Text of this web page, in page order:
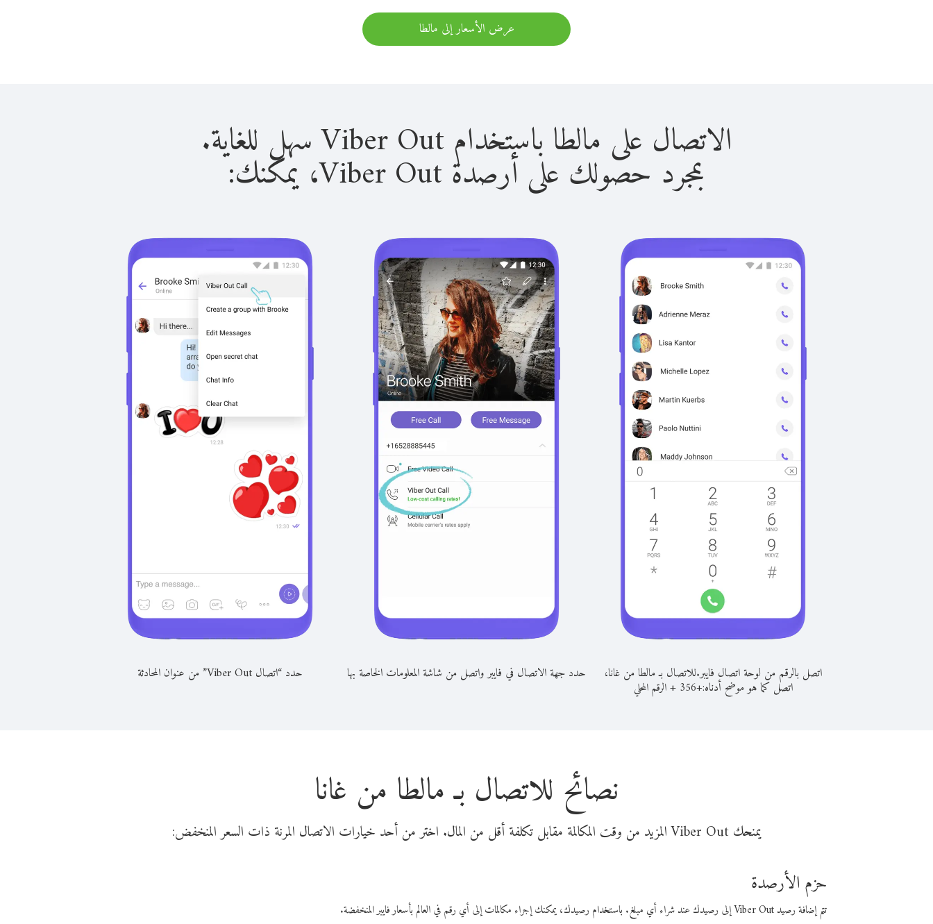
عرض الأسعار إلى مالطا
الاتصال على مالطا باستخدام Viber Out سهل للغاية.
بمجرد حصولك على أرصدة Viber Out، يمكنك:
اتصل بالرقم من لوحة اتصال فايبر.للاتصال بـ مالطا من غانا،
اتصل كما هو موضح أدناه:+
356
+الرقم المحلي
حدد جهة الاتصال في فايبر واتصل من شاشة المعلومات الخاصة بها حدد “اتصال Viber Out” من عنوان المحادثة
نصائح للاتصال بـ مالطا من غانا
يمنحك Viber Out المزيد من وقت المكالمة مقابل تكلفة أقل من المال. اختر من أحد خيارات الاتصال المرنة ذات السعر المنخفض:
حزم الأرصدة
تتم إضافة رصيد Viber Out إلى رصيدك عند شراء أي مبلغ. باستخدام رصيدك، يمكنك إجراء مكالمات إلى أي رقم في العالم بأسعار فايبر المنخفضة.